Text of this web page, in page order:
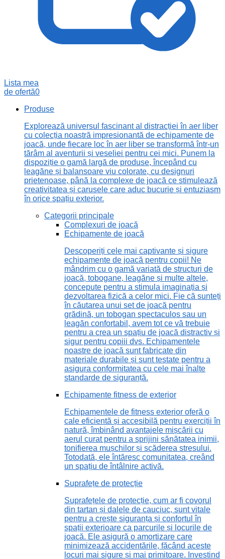
Lista mea
de ofertă0
Produse
Explorează universul fascinant al distracției în aer liber
cu colecția noastră impresionantă de echipamente de
joacă, unde fiecare loc în aer liber se transformă într-un
tărâm al aventurii și veseliei pentru cei mici. Punem la
dispoziție o gamă largă de produse, începând cu
leagăne și balansoare viu colorate, cu designuri
prietenoase, până la complexe de joacă ce stimulează
creativitatea și carusele care aduc bucurie și entuziasm
în orice spațiu exterior.
Categorii principale
Complexuri de joacă
Echipamente de joacă
Descoperiți cele mai captivante și sigure
echipamente de joacă pentru copii! Ne
mândrim cu o gamă variată de structuri de
joacă, tobogane, leagăne și multe altele,
concepute pentru a stimula imaginația și
dezvoltarea fizică a celor mici. Fie că sunteți
în căutarea unui set de joacă pentru
grădină, un tobogan spectaculos sau un
leagăn confortabil, avem tot ce vă trebuie
pentru a crea un spațiu de joacă distractiv și
sigur pentru copiii dvs. Echipamentele
noastre de joacă sunt fabricate din
materiale durabile și sunt testate pentru a
asigura conformitatea cu cele mai înalte
standarde de siguranță.
Echipamente fitness de exterior
Echipamentele de fitness exterior oferă o
cale eficientă și accesibilă pentru exerciții în
natură, îmbinând avantajele mișcării cu
aerul curat pentru a sprijini sănătatea inimii,
tonifierea mușchilor și scăderea stresului.
Totodată, ele întăresc comunitatea, creând
un spațiu de întâlnire activă.
Suprafețe de protecție
Suprafețele de protecție, cum ar fi covorul
din tartan și dalele de cauciuc, sunt vitale
pentru a crește siguranța și confortul în
spații exterioare ca parcurile și locurile de
joacă. Ele asigură o amortizare care
minimizează accidentările, făcând aceste
locuri mai sigure și mai primitoare. Investind